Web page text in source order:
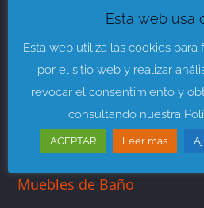
Muebles de Salón
Muebles para Dormitorios
Mueble Juvenil
Sofás y Sillones
Descanso y Colchones
Muebles de Baño
Esta web usa
Esta web utiliza las cookies
por el sitio web y realizar
revocar el consentimiento y
consultando nuestra
ACEPTAR Leer más